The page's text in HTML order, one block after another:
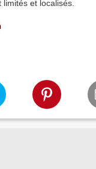
et localisés.